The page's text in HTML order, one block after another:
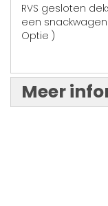
RVS gesloten
een
Optie )
Meer